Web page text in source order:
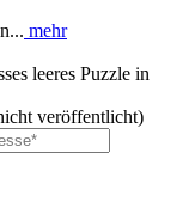
mehr
leeres Puzzle in
veröffentlicht)